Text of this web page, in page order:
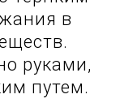
в
руками,
путем.